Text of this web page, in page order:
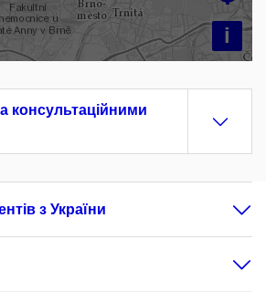
i
консультаційними
з України